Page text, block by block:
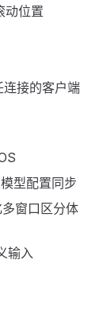
动位置
接的客户端
型配置同步
窗口区分体
输入